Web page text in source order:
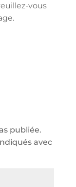
vous
publiée.
avec